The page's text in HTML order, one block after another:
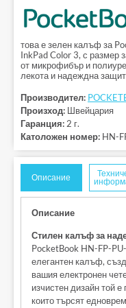
това е зелен калъф за
InkPad Color 3, с размер
от микрофибър и
лекота и надеждна
Производител:
Произход: Швейцария
Гаранция: 2 г.
Католожен номер: HN-
Описание
Описание
Стилен калъф за
PocketBook HN-FP-
елегантен калъф,
вашия електронен
изчистен дизайн той
които търсят